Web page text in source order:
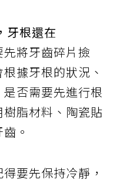
牙根還在
將牙齒碎片撿
據牙根的狀況、
否需要先進行根
脂材料、陶瓷貼
。
要先保持冷靜，